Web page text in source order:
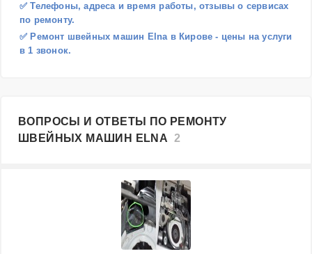
✅ Телефоны, адреса и время работы, отзывы о сервисах
по ремонту.
✅ Ремонт швейных машин Elna в Кирове - цены на услуги
в 1 звонок.
ВОПРОСЫ И ОТВЕТЫ ПО РЕМОНТУ
ШВЕЙНЫХ МАШИН ELNA 2